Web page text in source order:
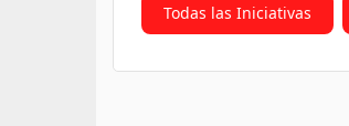
Todas las Iniciativas